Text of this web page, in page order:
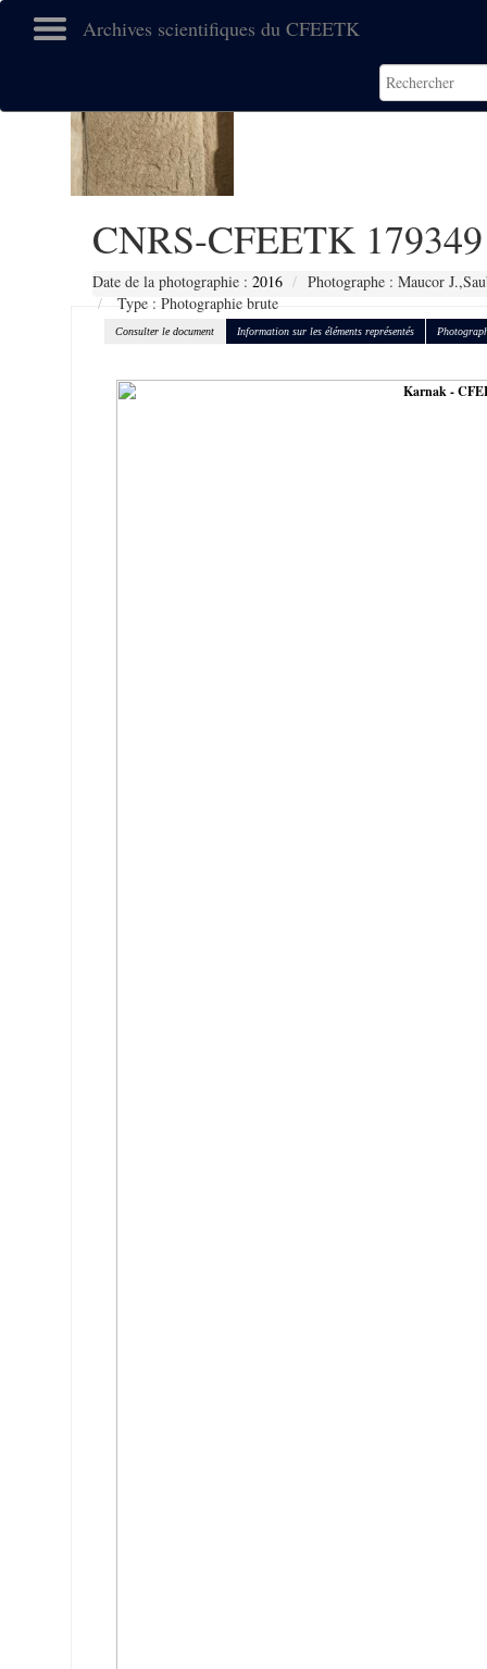
Archives scientifiques du CFEETK
CNRS-CFEETK 179349
Date de la photographie : 2016
Photographe : Maucor
Type : Photographie brute
Consulter le document Information sur les éléments représentés